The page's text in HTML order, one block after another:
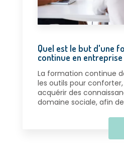
Quel est le but d'une
continue en entreprise
La formation continue
les outils pour
acquérir des
domaine sociale, afin